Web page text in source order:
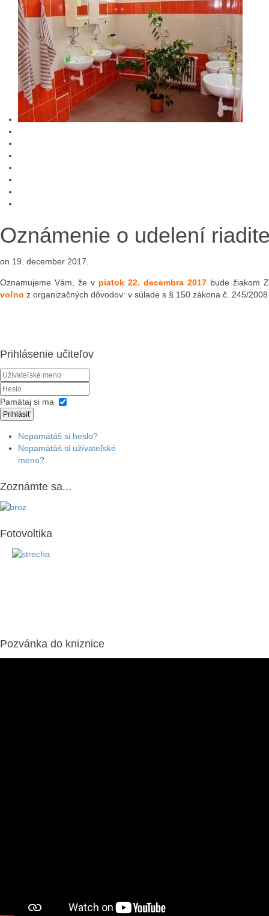
Oznámenie o udelení
on 19. december 2017
Oznamujeme Vám, že v piatok 22. decembra 2017bude žiakom
voľno z organizačných dôvodov: v súlade s § 150 zákona č. 245/
Prihlásenie učiteľov
Pamätaj si ma
Prihlásiť
Nepamätáš si heslo?
Nepamätáš si užívateľské
meno?
Zoznámte sa...
Fotovoltika
Pozvánka do kniznice